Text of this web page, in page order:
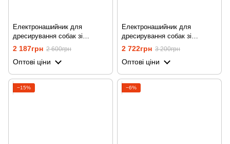
Електронашийник для
дресирування собак зі
струмом, вібрацією та звуком
iPets PET619-1, синій
2 187грн 2 600грн
Оптові ціни
Електронашийник для
дресирування собак зі
струмом, вібрацією та звуком
iPets PET619-1, на 2
нашийника, помаранчевий
2 722грн 3 200грн
Оптові ціни
−15% −6%